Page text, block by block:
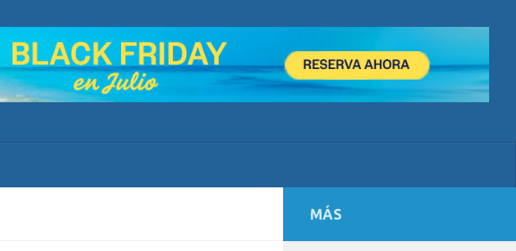
MÁS